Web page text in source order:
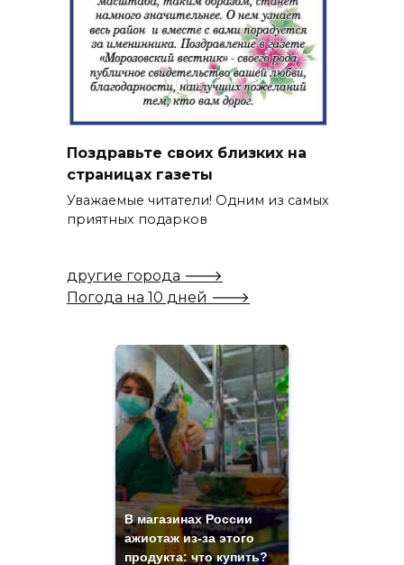
Поздравьте своих близких на
страницах газеты
Уважаемые читатели! Одним из самых
приятных подарков
другие города 🡒
Погода на 10 дней 🡒
В магазинах России
ажиотаж из-за этого
продукта: что купить?